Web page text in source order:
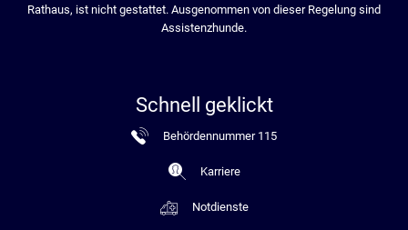
Rathaus, ist nicht gestattet. Ausgenommen von dieser Regelung sind
Assistenzhunde.
Schnell geklickt
Behördennummer 115
Karriere
Notdienste